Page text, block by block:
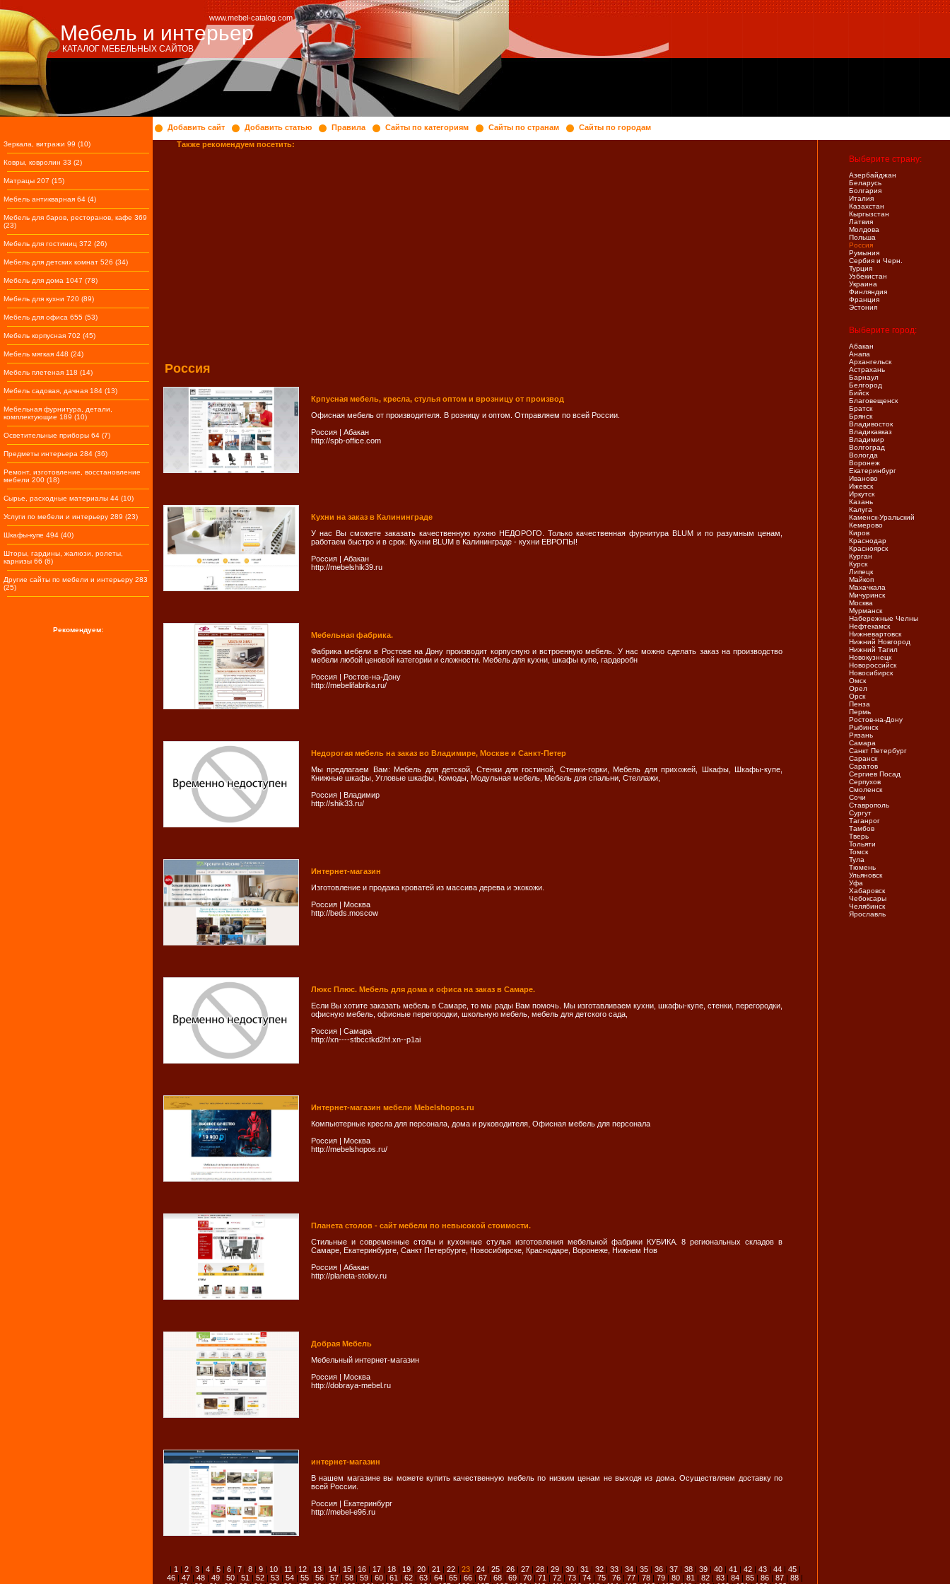
Мебель и интерьер
www.mebel-catalog.com
КАТАЛОГ МЕБЕЛЬНЫХ САЙТОВ
Зеркала, витражи 99 (10)
Ковры, ковролин 33 (2)
Матрацы 207 (15)
Мебель антикварная 64 (4)
Мебель для баров, ресторанов, кафе 369
(23)
Мебель для гостиниц 372 (26)
Мебель для детских комнат 526 (34)
Мебель для дома 1047 (78)
Мебель для кухни 720 (89)
Мебель для офиса 655 (53)
Мебель корпусная 702 (45)
Мебель мягкая 448 (24)
Мебель плетеная 118 (14)
Мебель садовая, дачная 184 (13)
Мебельная фурнитура, детали,
комплектующие 189 (10)
Осветительные приборы 64 (7)
Предметы интерьера 284 (36)
Ремонт, изготовление, восстановление
мебели 200 (18)
Сырье, расходные материалы 44 (10)
Услуги по мебели и интерьеру 289 (23)
Шкафы-купе 494 (40)
Шторы, гардины, жалюзи, ролеты,
карнизы 66 (6)
Другие сайты по мебели и интерьеру 283
(25)
Рекомендуем:
Добавить сайт Добавить статью Правила Сайты по категориям Сайты по странам
Сайты по городам
Также рекомендуем посетить:
Россия
Крпусная мебель, кресла, стулья оптом и врозницу от производ
Офисная мебель от производителя. В розницу и оптом. Отправляем по всей России.
Россия | Абакан
http://spb-office.com
Кухни на заказ в Калининграде
У нас Вы сможете заказать качественную кухню НЕДОРОГО. Только качественная фурнитура BLUM и по разумным ценам,
работаем быстро и в срок. Кухни BLUM в Калининграде - кухни ЕВРОПЫ!
Россия | Абакан
http://mebelshik39.ru
Мебельная фабрика.
Фабрика мебели в Ростове на Дону производит корпусную и встроенную мебель. У нас можно сделать заказ на производство
мебели любой ценовой категории и сложности. Мебель для кухни, шкафы купе, гардеробн
Россия | Ростов-на-Дону
http://mebelifabrika.ru/
Недорогая мебель на заказ во Владимире, Москве и Санкт-Петер
Мы предлагаем Вам: Мебель для детской, Стенки для гостиной, Стенки-горки, Мебель для прихожей, Шкафы, Шкафы-купе,
Книжные шкафы, Угловые шкафы, Комоды, Модульная мебель, Мебель для спальни, Стеллажи,
Россия | Владимир
http://shik33.ru/
Интернет-магазин
Изготовление и продажа кроватей из массива дерева и экокожи.
Россия | Москва
http://beds.moscow
Люкс Плюс. Мебель для дома и офиса на заказ в Самаре.
Если Вы хотите заказать мебель в Самаре, то мы рады Вам помочь. Мы изготавливаем кухни, шкафы-купе, стенки, перегородки,
офисную мебель, офисные перегородки, школьную мебель, мебель для детского сада,
Россия | Самара
http://xn----stbcctkd2hf.xn--p1ai
Интернет-магазин мебели Mebelshopos.ru
Компьютерные кресла для персонала, дома и руководителя, Офисная мебель для персонала
Россия | Москва
http://mebelshopos.ru/
Планета столов - сайт мебели по невысокой стоимости.
Стильные и современные столы и кухонные стулья изготовления мебельной фабрики КУБИКА. 8 региональных складов в
Самаре, Екатеринбурге, Санкт Петербурге, Новосибирске, Краснодаре, Воронеже, Нижнем Нов
Россия | Абакан
http://planeta-stolov.ru
Добрая Мебель
Мебельный интернет-магазин
Россия | Москва
http://dobraya-mebel.ru
интернет-магазин
В нашем магазине вы можете купить качественную мебель по низким ценам не выходя из дома. Осуществляем доставку по
всей России.
Россия | Екатеринбург
http://mebel-e96.ru
| 1 | 2| 3| 4| 5| 6| 7| 8| 9| 10| 11 | 12| 13| 14| 15| 16| 17| 18| 19| 20| 21 | 22| 23| 24| 25| 26| 27| 28| 29| 30| 31 | 32| 33| 34| 35| 36| 37| 38| 39| 40| 41 | 42| 43| 44| 45|
46 | 47 | 48 | 49 | 50 | 51 | 52 | 53 | 54 | 55 | 56 | 57 | 58 | 59 | 60 | 61 | 62 | 63 | 64 | 65 | 66 | 67 | 68 | 69 | 70 | 71 | 72 | 73 | 74 | 75 | 76 | 77 | 78 | 79 | 80 | 81 | 82 | 83 | 84 | 85 | 86 | 87 | 88 |
Выберите страну:
Азербайджан
Беларусь
Болгария
Италия
Казахстан
Кыргызстан
Латвия
Молдова
Польша
Россия
Румыния
Сербия и Черн.
Турция
Узбекистан
Украина
Финляндия
Франция
Эстония
Выберите город:
Абакан
Анапа
Архангельск
Астрахань
Барнаул
Белгород
Бийск
Благовещенск
Братск
Брянск
Владивосток
Владикавказ
Владимир
Волгоград
Вологда
Воронеж
Екатеринбург
Иваново
Ижевск
Иркутск
Казань
Калуга
Каменск-Уральский
Кемерово
Киров
Краснодар
Красноярск
Курган
Курск
Липецк
Майкоп
Махачкала
Мичуринск
Москва
Мурманск
Набережные Челны
Нефтекамск
Нижневартовск
Нижний Новгород
Нижний Тагил
Новокузнецк
Новороссийск
Новосибирск
Омск
Орел
Орск
Пенза
Пермь
Ростов-на-Дону
Рыбинск
Рязань
Самара
Санкт Петербург
Саранск
Саратов
Сергиев Посад
Серпухов
Смоленск
Сочи
Ставрополь
Сургут
Таганрог
Тамбов
Тверь
Тольяти
Томск
Тула
Тюмень
Ульяновск
Уфа
Хабаровск
Чебоксары
Челябинск
Ярослaвль